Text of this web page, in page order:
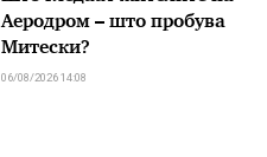
Аеродром – што пробува
Митески?
06/08/2026 14:08